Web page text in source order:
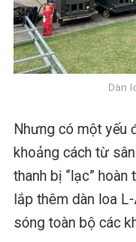
Dàn
Nhưng có một yếu
khoảng cách từ
thanh bị “lạc”
lắp thêm dàn loa
sóng toàn bộ các